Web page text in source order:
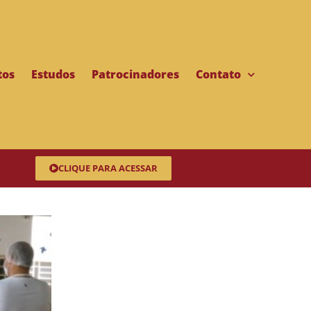
Estudos Patrocinadores Contato
CLIQUE PARA ACESSAR